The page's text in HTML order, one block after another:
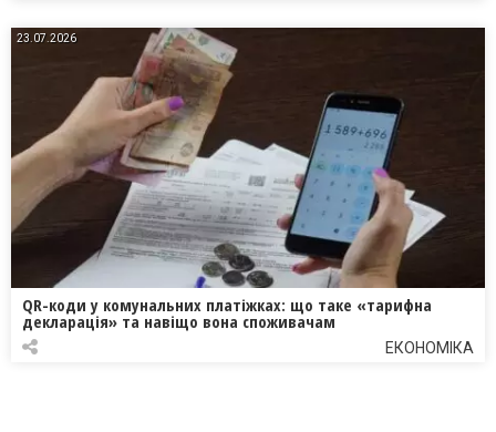
23.07.2026
QR-коди у комунальних платіжках: що таке «тарифна
декларація» та навіщо вона споживачам
ЕКОНОМІКА